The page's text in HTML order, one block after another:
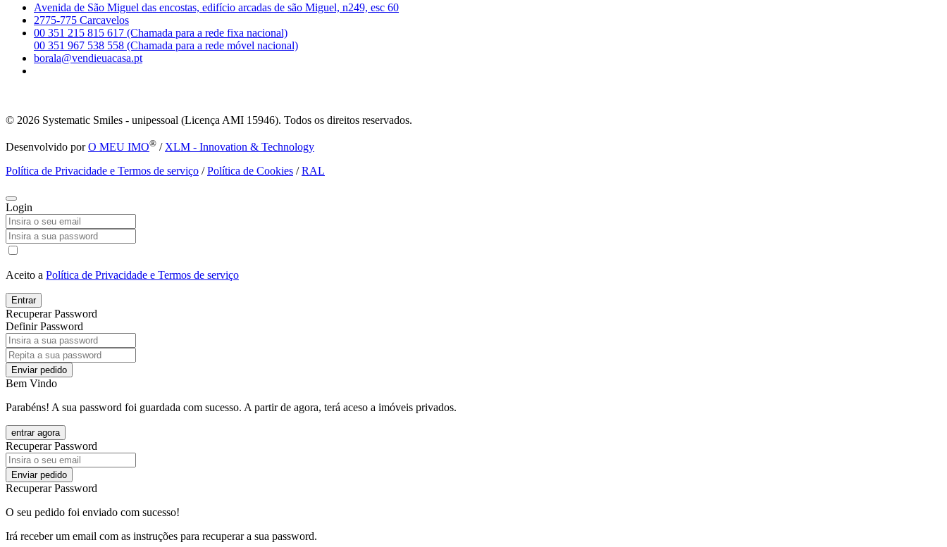
Avenida de São Miguel das encostas, edifício arcadas de são Miguel, n249, esc 60
2775-775 Carcavelos
00 351 215 815 617 (Chamada para a rede fixa nacional)
00 351 967 538 558 (Chamada para a rede móvel nacional)
borala@vendieuacasa.pt
© 2026 Systematic Smiles - unipessoal (Licença AMI 15946). Todos os direitos reservados.
Desenvolvido porO MEU IMO® / XLM - Innovation & Technology
Política de Privacidade e Termos de serviço /Política de Cookies /RAL
Login
Aceito a Política de Privacidade e Termos de serviço
Entrar
Recuperar Password
Definir Password
Enviar pedido
Bem Vindo
Parabéns! A sua password foi guardada com sucesso. A partir de agora, terá aceso a imóveis privados.
entrar agora
Recuperar Password
Enviar pedido
Recuperar Password
O seu pedido foi enviado com sucesso!
Irá receber um email com as instruções para recuperar a sua password.